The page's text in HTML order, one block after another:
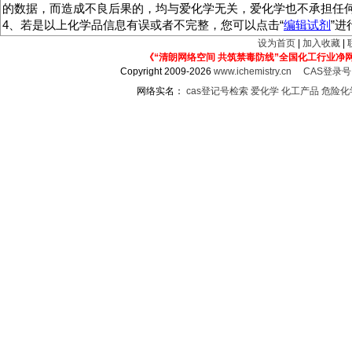
的数据，而造成不良后果的，均与爱化学无关，爱化学也不承担任
4、若是以上化学品信息有误或者不完整，您可以点击“编辑试剂”进
设为首页 加入收藏
《“清朗网络空间 共筑禁毒防线”全国化工行业净
Copyright 2009-2026www.ichemistry.cn
CAS登录
网络实名： cas登记号检索 爱化学 化工产品 危险化